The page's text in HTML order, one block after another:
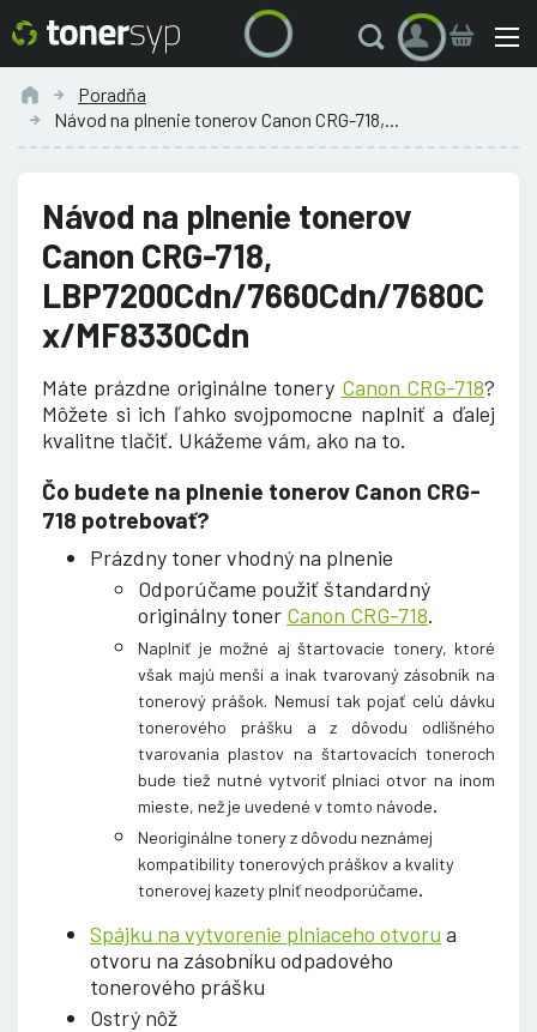
Poradňa
Návod na plnenie tonerov Canon CRG-718,...
Návod na plnenie tonerov
Canon CRG-718,
LBP7200Cdn/7660Cdn/7680C
x/MF8330Cdn
Máte prázdne originálne tonery Canon CRG-718?
Môžete si ich ľahko svojpomocne naplniť a ďalej
kvalitne tlačiť. Ukážeme vám, ako na to.
Čo budete na plnenie tonerov Canon CRG-
718 potrebovať?
Prázdny toner vhodný na plnenie
Odporúčame použiť štandardný
originálny toner Canon CRG-718.
Naplniť je možné aj štartovacie tonery, ktoré
však majú menší a inak tvarovaný zásobník na
tonerový prášok. Nemusí tak pojať celú dávku
tonerového prášku a z dôvodu odlišného
tvarovania plastov na štartovacích toneroch
bude tiež nutné vytvoriť plniaci otvor na inom
mieste, než je uvedené v tomto návode.
Neoriginálne tonery z dôvodu neznámej
kompatibility tonerových práškov a kvality
tonerovej kazety plniť neodporúčame.
Spájku na vytvorenie plniaceho otvoru a
otvoru na zásobníku odpadového
tonerového prášku
Ostrý nôž